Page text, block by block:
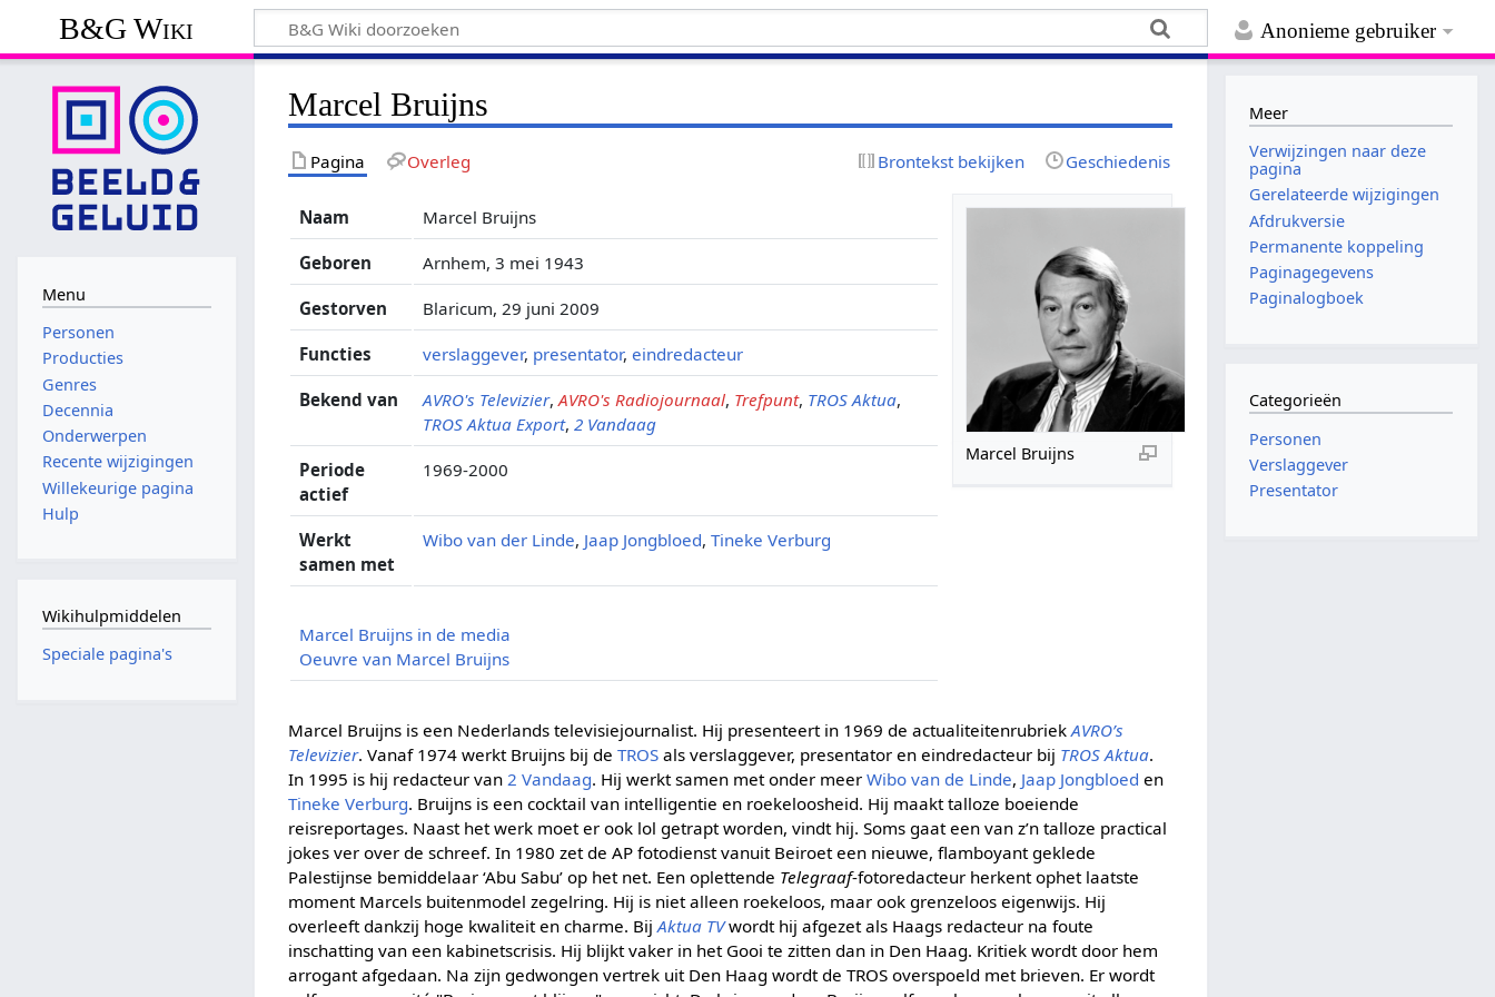
Anonieme gebruiker
B&G Wiki
Marcel Bruijns
Pagina Overleg Brontekst bekijken Geschiedenis
Marcel Bruijns
Naam Marcel Bruijns
Geboren Arnhem, 3 mei 1943
Gestorven Blaricum, 29 juni 2009
Functies verslaggever, presentator,eindredacteur
Bekend van AVRO's Televizier,AVRO's Radiojournaal, Trefpunt, TROS Aktua,
TROS Aktua Export,2 Vandaag
Periode
actief
1969-2000
Werkt
samen met
Wibo van der Linde, Jaap Jongbloed,Tineke Verburg
Marcel Bruijns in de media
Oeuvre van Marcel Bruijns
Marcel Bruijns is een Nederlands televisiejournalist. Hij presenteert in 1969 de actualiteitenrubriekAVRO’s
Televizier. Vanaf 1974 werkt Bruijns bij deTROS als verslaggever, presentator en eindredacteur bij TROS Aktua.
In 1995 is hij redacteur van 2 Vandaag. Hij werkt samen met onder meerWibo van de Linde, Jaap Jongbloed en
Tineke Verburg. Bruijns is een cocktail van intelligentie en roekeloosheid. Hij maakt talloze boeiende
reisreportages. Naast het werk moet er ook lol getrapt worden, vindt hij. Soms gaat een van z’n talloze practical
jokes ver over de schreef. In 1980 zet de AP fotodienst vanuit Beiroet een nieuwe, flamboyant geklede
Palestijnse bemiddelaar ‘Abu Sabu’ op het net. Een oplettende Telegraaf-fotoredacteur herkent ophet laatste
moment Marcels buitenmodel zegelring. Hij is niet alleen roekeloos, maar ook grenzeloos eigenwijs. Hij
overleeft dankzij hoge kwaliteit en charme. BijAktua TVwordt hij afgezet als Haags redacteur na foute
inschatting van een kabinetscrisis. Hij blijkt vaker in het Gooi te zitten dan in Den Haag. Kritiek wordt door hem
arrogant afgedaan. Na zijn gedwongen vertrek uit Den Haag wordt de TROS overspoeld met brieven. Er wordt
Menu
Personen
Producties
Genres
Decennia
Onderwerpen
Recente wijzigingen
Willekeurige pagina
Hulp
Wikihulpmiddelen
Speciale pagina's
Meer
Verwijzingen naar deze
pagina
Gerelateerde wijzigingen
Afdrukversie
Permanente koppeling
Paginagegevens
Paginalogboek
Categorieën
Personen
Verslaggever
Presentator